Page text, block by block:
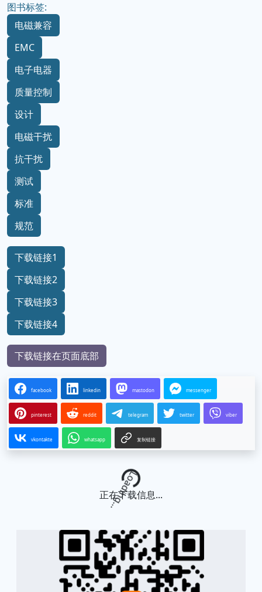
图书标签:
电磁兼容
EMC
电子电器
质量控制
设计
电磁干扰
抗干扰
测试
标准
规范
下载链接1
下载链接2
下载链接3
下载链接4
下载链接在页面底部
facebook linkedin mastodon messenger
pinterest reddit telegram twitter viber
vkontakte whatsapp 复制链接
Loading...
正在下载信息...